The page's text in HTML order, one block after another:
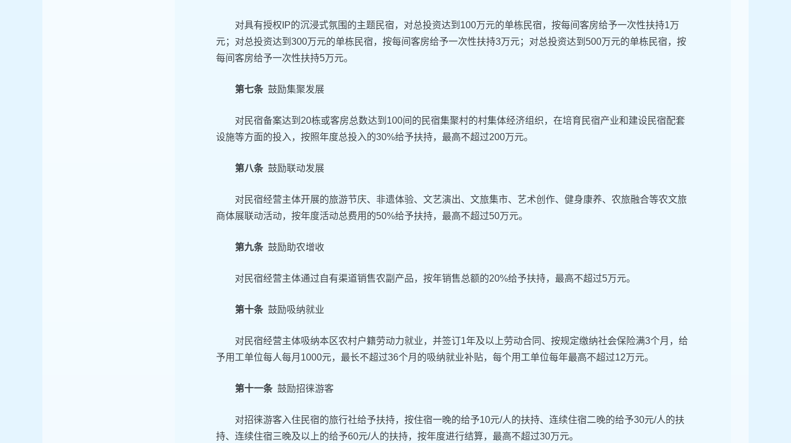
对具有授权IP的沉浸式氛围的主题民宿，对总投资达到100万元的单栋民宿，按每间客房给予一次性扶持1万
元；对总投资达到300万元的单栋民宿，按每间客房给予一次性扶持3万元；对总投资达到500万元的单栋民宿，按
每间客房给予一次性扶持5万元。
第七条 鼓励集聚发展
对民宿备案达到20栋或客房总数达到100间的民宿集聚村的村集体经济组织，在培育民宿产业和建设民宿配套
设施等方面的投入，按照年度总投入的30%给予扶持，最高不超过200万元。
第八条 鼓励联动发展
对民宿经营主体开展的旅游节庆、非遗体验、文艺演出、文旅集市、艺术创作、健身康养、农旅融合等农文旅
商体展联动活动，按年度活动总费用的50%给予扶持，最高不超过50万元。
第九条 鼓励助农增收
对民宿经营主体通过自有渠道销售农副产品，按年销售总额的20%给予扶持，最高不超过5万元。
第十条 鼓励吸纳就业
对民宿经营主体吸纳本区农村户籍劳动力就业，并签订1年及以上劳动合同、按规定缴纳社会保险满3个月，给
予用工单位每人每月1000元，最长不超过36个月的吸纳就业补贴，每个用工单位每年最高不超过12万元。
第十一条 鼓励招徕游客
对招徕游客入住民宿的旅行社给予扶持，按住宿一晚的给予10元/人的扶持、连续住宿二晚的给予30元/人的扶
持、连续住宿三晚及以上的给予60元/人的扶持，按年度进行结算，最高不超过30万元。